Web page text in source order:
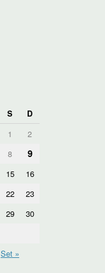
S
D
1
2
8 9
15
16
22
23
29
30
Set »